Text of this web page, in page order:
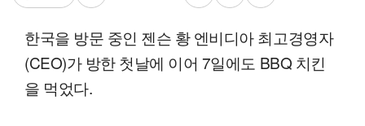
한국을 방문 중인 젠슨 황 엔비디아 최고경영자
(CEO)가 방한 첫날에 이어 7일에도 BBQ 치킨
을 먹었다.